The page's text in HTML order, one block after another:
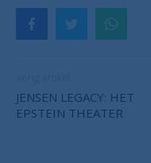
JENSEN LEGACY: HET
EPSTEIN THEATER